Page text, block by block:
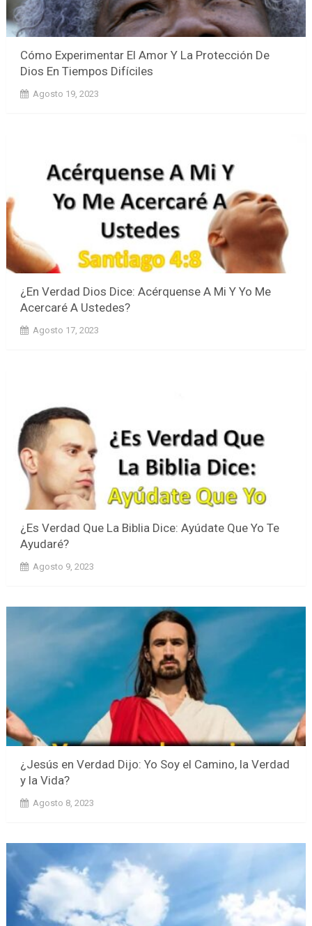
Cómo Experimentar El Amor Y La Protección De
Dios En Tiempos Difíciles
Agosto 19, 2023
¿En Verdad Dios Dice: Acérquense A Mi Y Yo Me
Acercaré A Ustedes?
Agosto 17, 2023
¿Es Verdad Que La Biblia Dice: Ayúdate Que Yo Te
Ayudaré?
Agosto 9, 2023
¿Jesús en Verdad Dijo: Yo Soy el Camino, la Verdad
y la Vida?
Agosto 8, 2023